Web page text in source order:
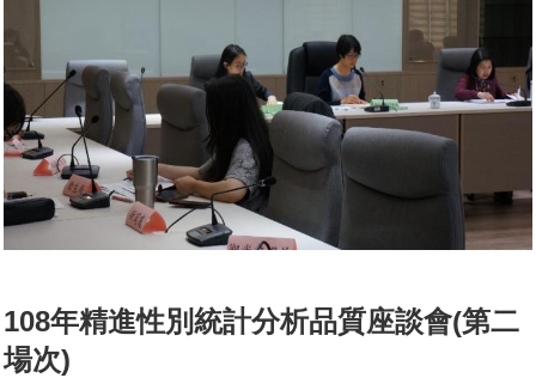
108年精進性別統計分析品質座談會(第二
場次)